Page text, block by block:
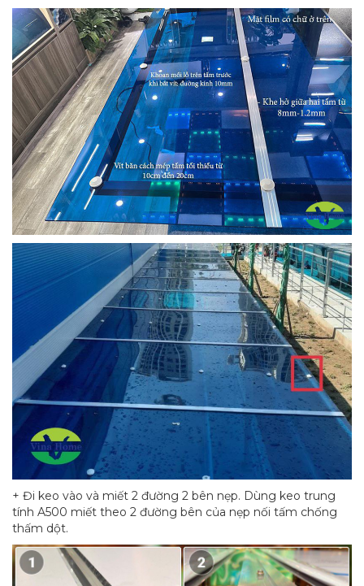
+ Đi keo vào và miết 2 đường 2 bên nẹp. Dùng keo trung
tính A500 miết theo 2 đường bên của nẹp nối tấm chống
thấm dột.